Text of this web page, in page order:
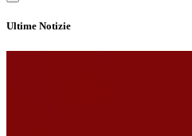
Ultime Notizie